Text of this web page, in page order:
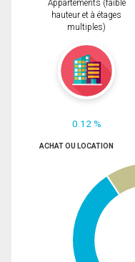
Appartements (faible
hauteur et à étages
multiples)
0.12 %
ACHAT OU LOCATION